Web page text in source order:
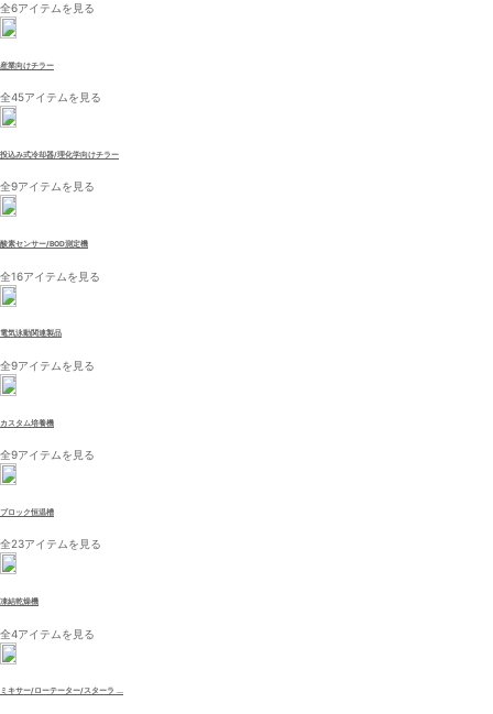
全6アイテムを見る
産業向けチラー
全45アイテムを見る
投込み式冷却器/理化学向けチラー
全9アイテムを見る
酸素センサー/BOD測定機
全16アイテムを見る
電気泳動関連製品
全9アイテムを見る
カスタム培養機
全9アイテムを見る
ブロック恒温槽
全23アイテムを見る
凍結乾燥機
全4アイテムを見る
ミキサー/ローテーター/スターラ ...